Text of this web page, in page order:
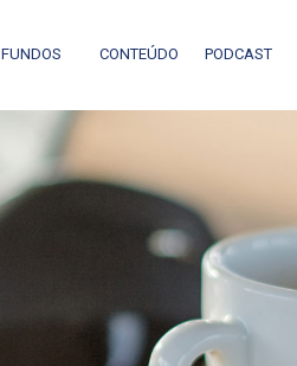
FUNDOS CONTEÚDO PODCAST